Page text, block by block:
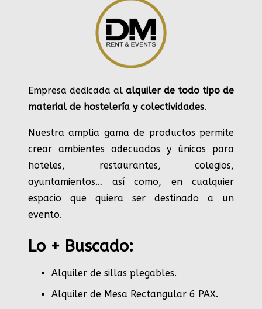
Empresa dedicada al alquiler de todo tipo de
material de hostelería y colectividades.
Nuestra amplia gama de productos permite
crear ambientes adecuados y únicos para
hoteles, restaurantes, colegios,
ayuntamientos… así como, en cualquier
espacio que quiera ser destinado a un
evento.
Lo + Buscado:
Alquiler de sillas plegables.
Alquiler de Mesa Rectangular 6 PAX.